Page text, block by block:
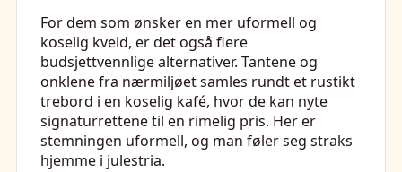
For dem som ønsker en mer uformell og
koselig kveld, er det også flere
budsjettvennlige alternativer. Tantene og
onklene fra nærmiljøet samles rundt et rustikt
trebord i en koselig kafé, hvor de kan nyte
signaturrettene til en rimelig pris. Her er
stemningen uformell, og man føler seg straks
hjemme i julestria.